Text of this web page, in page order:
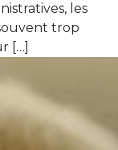
les
trop
[…]